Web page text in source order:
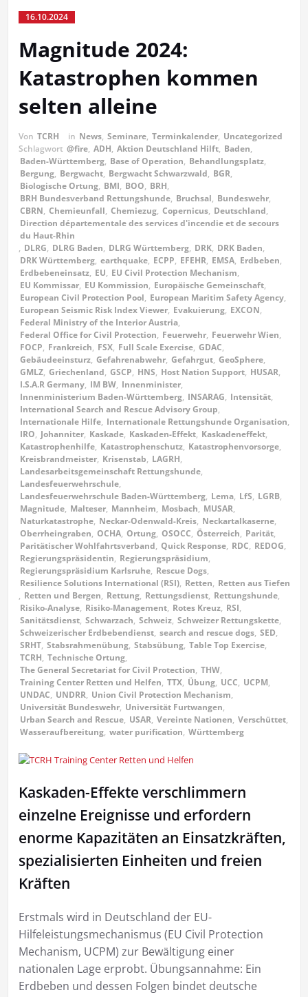
16.10.2024
Magnitude 2024:
Katastrophen kommen
selten alleine
Von TCRH in News, Seminare, Terminkalender, Uncategorized
Schlagwort @fire, ADH, Aktion Deutschland Hilft, Baden,
Baden-Württemberg, Base of Operation, Behandlungsplatz,
Bergung, Bergwacht, Bergwacht Schwarzwald, BGR,
Biologische Ortung, BMI, BOO, BRH,
BRH Bundesverband Rettungshunde, Bruchsal, Bundeswehr,
CBRN, Chemieunfall, Chemiezug, Copernicus, Deutschland,
Direction départementale des services d'incendie et de secours
du Haut-Rhin
, DLRG, DLRG Baden, DLRG Württemberg, DRK, DRK Baden,
DRK Württemberg, earthquake, ECPP, EFEHR, EMSA, Erdbeben,
Erdbebeneinsatz, EU, EU Civil Protection Mechanism,
EU Kommissar, EU Kommission, Europäische Gemeinschaft,
European Civil Protection Pool, European Maritim Safety Agency,
European Seismic Risk Index Viewer, Evakuierung, EXCON,
Federal Ministry of the Interior Austria,
Federal Office for Civil Protection, Feuerwehr, Feuerwehr Wien,
FOCP, Frankreich, FSX, Full Scale Exercise, GDAC,
Gebäudeeinsturz, Gefahrenabwehr, Gefahrgut, GeoSphere,
GMLZ, Griechenland, GSCP, HNS, Host Nation Support, HUSAR,
I.S.A.R Germany, IM BW, Innenminister,
Innenministerium Baden-Württemberg, INSARAG, Intensität,
International Search and Rescue Advisory Group,
Internationale Hilfe, Internationale Rettungshunde Organisation,
IRO, Johanniter, Kaskade, Kaskaden-Effekt, Kaskadeneffekt,
Katastrophenhilfe, Katastrophenschutz, Katastrophenvorsorge,
Kreisbrandmeister, Krisenstab, LAGRH,
Landesarbeitsgemeinschaft Rettungshunde,
Landesfeuerwehrschule,
Landesfeuerwehrschule Baden-Württemberg, Lema, LfS, LGRB,
Magnitude, Malteser, Mannheim, Mosbach, MUSAR,
Naturkatastrophe, Neckar-Odenwald-Kreis, Neckartalkaserne,
Oberrheingraben, OCHA, Ortung, OSOCC, Österreich, Parität,
Paritätischer Wohlfahrtsverband, Quick Response, RDC, REDOG,
Regierungspräsidentin, Regierungspräsidium,
Regierungspräsidium Karlsruhe, Rescue Dogs,
Resilience Solutions International (RSI), Retten, Retten aus Tiefen
, Retten und Bergen, Rettung, Rettungsdienst, Rettungshunde,
Risiko-Analyse, Risiko-Management, Rotes Kreuz, RSI,
Sanitätsdienst, Schwarzach, Schweiz, Schweizer Rettungskette,
Schweizerischer Erdbebendienst, search and rescue dogs, SED,
SRHT, Stabsrahmenübung, Stabsübung, Table Top Exercise,
TCRH, Technische Ortung,
The General Secretariat for Civil Protection, THW,
Training Center Retten und Helfen, TTX, Übung, UCC, UCPM,
UNDAC, UNDRR, Union Civil Protection Mechanism,
Universität Bundeswehr, Universität Furtwangen,
Urban Search and Rescue, USAR, Vereinte Nationen, Verschüttet,
Wasseraufbereitung, water purification, Württemberg
Kaskaden-Effekte verschlimmern
einzelne Ereignisse und erfordern
enorme Kapazitäten an Einsatzkräften,
spezialisierten Einheiten und freien
Kräften
Erstmals wird in Deutschland der EU-
Hilfeleistungsmechanismus (EU Civil Protection
Mechanism, UCPM) zur Bewältigung einer
nationalen Lage erprobt. Übungsannahme: Ein
Erdbeben und dessen Folgen bindet deutsche